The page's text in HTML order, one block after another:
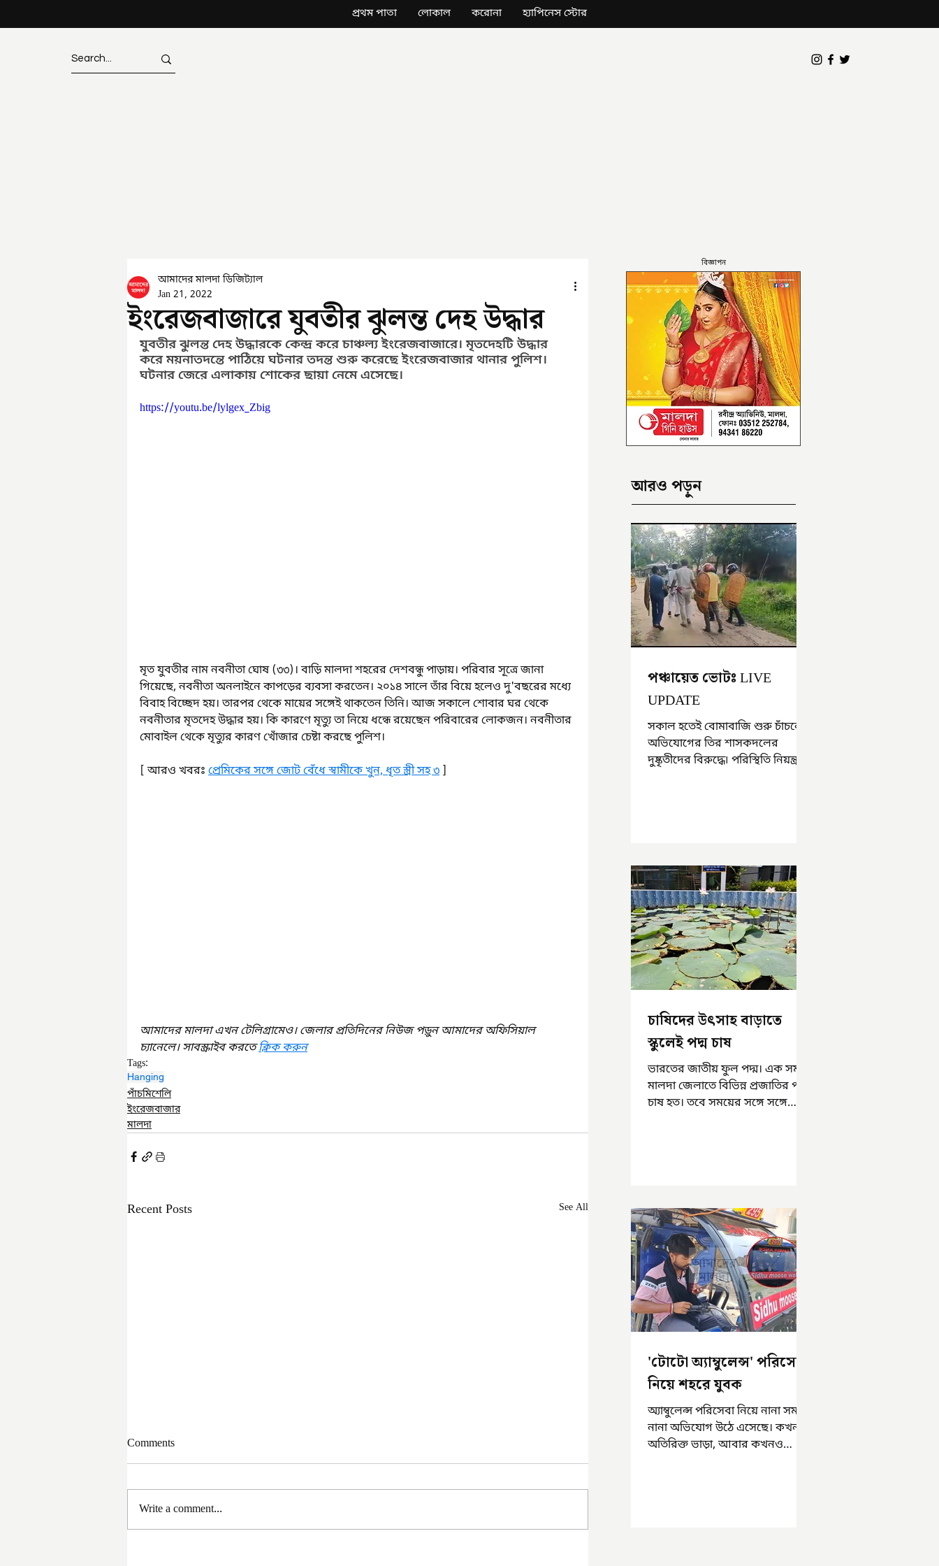
প্রথম পাতা লোকাল করোনা হ্যাপিনেস স্টোর
ইংরেজবাজারে যুবতীর ঝুলন্ত দেহ উদ্ধার
আমাদের মালদা ডিজিট্যাল
Jan 21, 2022
যুবতীর ঝুলন্ত দেহ উদ্ধারকে কেন্দ্র করে চাঞ্চল্য ইংরেজবাজারে। মৃতদেহটি উদ্ধার
করে ময়নাতদন্তে পাঠিয়ে ঘটনার তদন্ত শুরু করেছে ইংরেজবাজার থানার পুলিশ।
ঘটনার জেরে এলাকায় শোকের ছায়া নেমে এসেছে।
https://youtu.be/lylgex_Zbig
মৃত যুবতীর নাম নবনীতা ঘোষ (৩৩)। বাড়ি মালদা শহরের দেশবন্ধু পাড়ায়। পরিবার সূত্রে জানা
গিয়েছে, নবনীতা অনলাইনে কাপড়ের ব্যবসা করতেন। ২০১৪ সালে তাঁর বিয়ে হলেও দু'বছরের মধ্যে
বিবাহ বিচ্ছেদ হয়। তারপর থেকে মায়ের সঙ্গেই থাকতেন তিনি। আজ সকালে শোবার ঘর থেকে
নবনীতার মৃতদেহ উদ্ধার হয়। কি কারণে মৃত্যু তা নিয়ে ধন্ধে রয়েছেন পরিবারের লোকজন। নবনীতার
মোবাইল থেকে মৃত্যুর কারণ খোঁজার চেষ্টা করছে পুলিশ।
[ আরও খবরঃ প্রেমিকের সঙ্গে জোট বেঁধে স্বামীকে খুন, ধৃত স্ত্রী সহ ৩ ]
আমাদের মালদা এখন টেলিগ্রামেও। জেলার প্রতিদিনের নিউজ পড়ুন আমাদের অফিসিয়াল
চ্যানেলে। সাবস্ক্রাইব করতে ক্লিক করুন
Tags:
Hanging
পাঁচমিশেলি
ইংরেজবাজার
মালদা
Recent Posts See All
Comments
Write a comment...
বিজ্ঞাপন
আরও পড়ুন
পঞ্চায়েত ভোটঃ LIVE
UPDATE
সকাল হতেই বোমাবাজি শুরু চাঁচলে৷
অভিযোগের তির শাসকদলের
দুষ্কৃতীদের বিরুদ্ধে৷ পরিস্থিতি নিয়ন্ত্রণে
চাষিদের উৎসাহ বাড়াতে
স্কুলেই পদ্ম চাষ
ভারতের জাতীয় ফুল পদ্ম। এক সময়
মালদা জেলাতে বিভিন্ন প্রজাতির পদ্ম
চাষ হত। তবে সময়ের সঙ্গে সঙ্গে
'টোটো অ্যাম্বুলেন্স' পরিসেবা
নিয়ে শহরে যুবক
অ্যাম্বুলেন্স পরিসেবা নিয়ে নানা সময়
নানা অভিযোগ উঠে এসেছে। কখনও
অতিরিক্ত ভাড়া, আবার কখনও